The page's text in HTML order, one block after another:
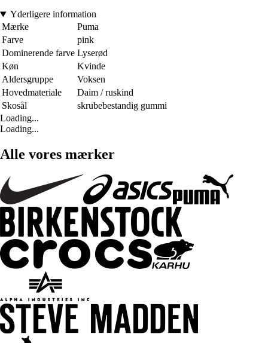
Yderligere information
Mærke
Puma
Farve
pink
Dominerende farve Lyserød
Køn
Kvinde
Aldersgruppe
Voksen
Hovedmateriale
Daim / ruskind
Skosål
skrubebestandig gummi
Loading...
Loading...
Alle vores mærker